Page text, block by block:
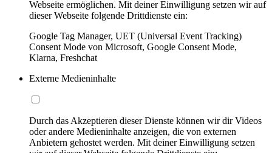
Webseite ermöglichen. Mit deiner Einwilligung setzen wir auf
dieser Webseite folgende Drittdienste ein:
Google Tag Manager, UET (Universal Event Tracking)
Consent Mode von Microsoft, Google Consent Mode,
Klarna, Freshchat
Externe Medieninhalte
Durch das Akzeptieren dieser Dienste können wir dir Videos
oder andere Medieninhalte anzeigen, die von externen
Anbietern gehostet werden. Mit deiner Einwilligung setzen